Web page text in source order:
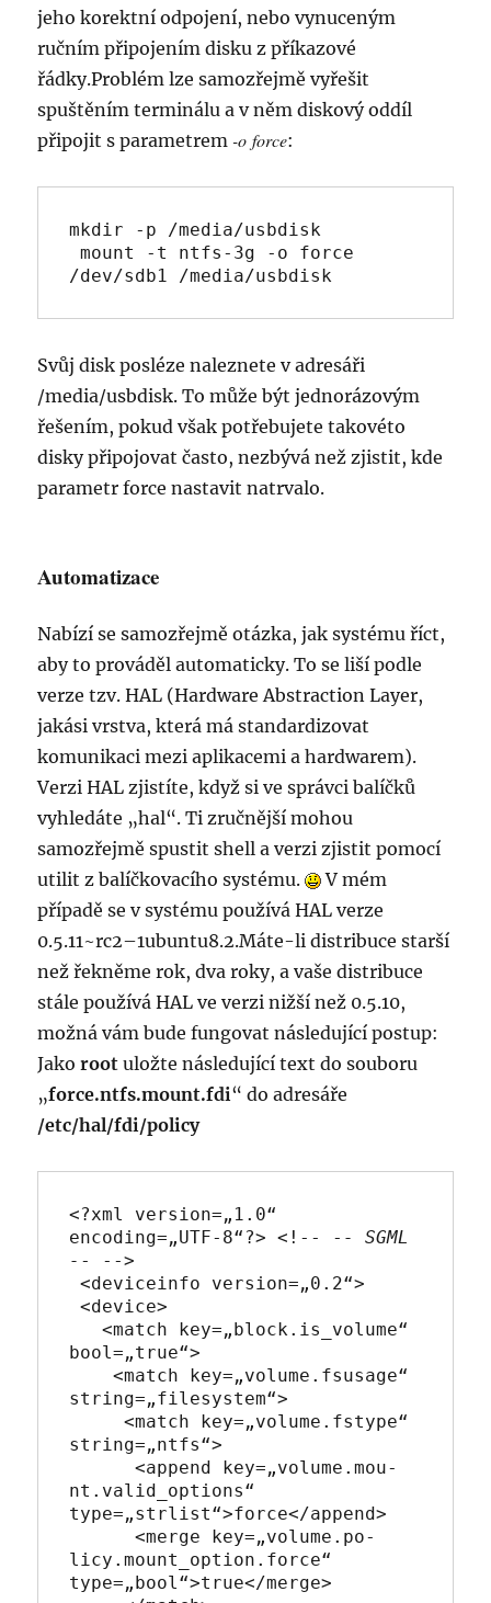
jeho korektní odpojení, nebo vynuceným
ručním připojením disku z příkazové
řádky.Problém lze samozřejmě vyřešit
spuštěním terminálu a v něm diskový oddíl
připojit s parametrem-o force:
mkdir -p /media/usbdisk
mount -t ntfs-3g -o force
/dev/sdb1 /media/usbdisk
Svůj disk posléze naleznete v adresáři
/media/usbdisk. To může být jednorázovým
řešením, pokud však potřebujete takovéto
disky připojovat často, nezbývá než zjistit, kde
parametr force nastavit natrvalo.
Automatizace
Nabízí se samozřejmě otázka, jak systému říct,
aby to prováděl automaticky. To se liší podle
verze tzv. HAL (Hardware Abstraction Layer,
jakási vrstva, která má standardizovat
komunikaci mezi aplikacemi a hardwarem).
Verzi HAL zjistíte, když si ve správci balíčků
vyhledáte „hal“. Ti zručnější mohou
samozřejmě spustit shell a verzi zjistit pomocí
utilit z balíčkovacího systému.
V mém
případě se v systému používá HAL verze
0.5.11~rc2–1ubuntu8.2.Máte-li distribuce starší
než řekněme rok, dva roky, a vaše distribuce
stále používá HAL ve verzi nižší než 0.5.10,
možná vám bude fungovat následující postup:
Jakoroot uložte následující text do souboru
„force.ntfs.mou­nt.fdi“ do adresáře
/etc/hal/fdi/po­licy
<?xml version=„1.0“
encoding=„UTF-8“?> <!-- - - SGML
- - -->
<deviceinfo version=„0.2“>
<device>
bool=„true“>
string=„filesys­tem“>
string=„ntfs“>
nt.valid_opti­ons“
type=„strlist“>for­ce</append>
licy.mount_op­tion.force“
type=„bool“>tru­e</merge>